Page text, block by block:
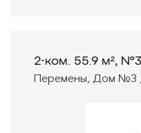
2-ком. 55.9 м²,
Перемены, Дом №3